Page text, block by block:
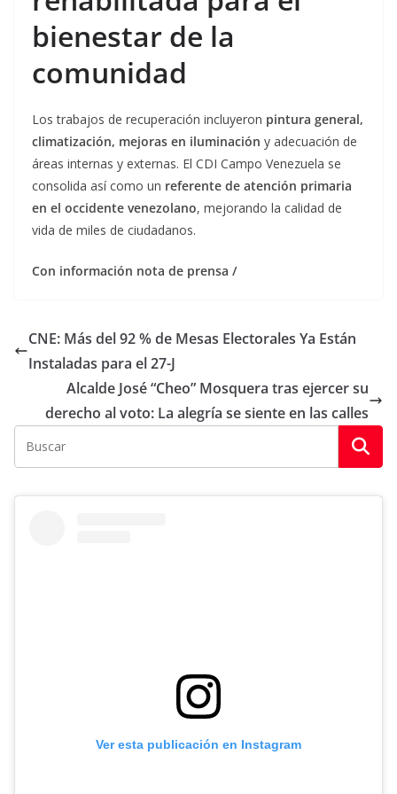
bienestar de la
comunidad
Los trabajos de recuperación incluyeron pintura general,
climatización, mejoras en iluminación y adecuación de
áreas internas y externas. El CDI Campo Venezuela se
consolida así como un referente de atención primaria
en el occidente venezolano, mejorando la calidad de
vida de miles de ciudadanos.
Con información nota de prensa /
CNE: Más del 92 % de Mesas Electorales Ya Están
Instaladas para el 27-J
Alcalde José “Cheo” Mosquera tras ejercer su
derecho al voto: La alegría se siente en las calles
Ver esta publicación en Instagram